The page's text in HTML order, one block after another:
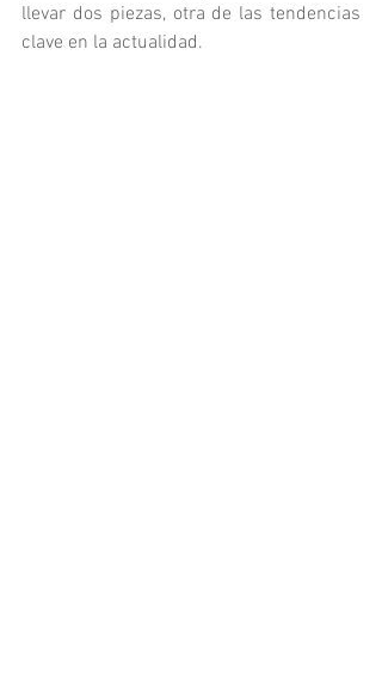
llevar dos piezas, otra de las tendencias
clave en la actualidad.